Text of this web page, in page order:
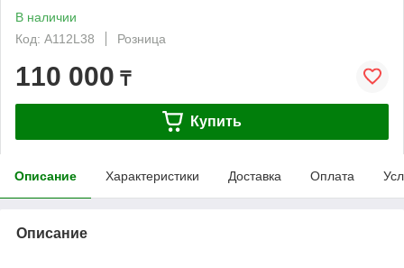
В наличии
Код: A112L38
Розница
110 000 ₸
Купить
Описание Характеристики Доставка Оплата
Описание